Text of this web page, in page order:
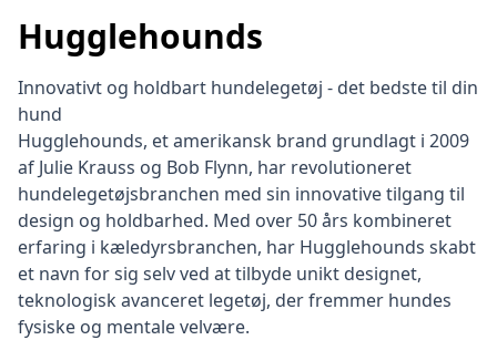
Hugglehounds
Innovativt og holdbart hundelegetøj - det bedste til din
hund
Hugglehounds, et amerikansk brand grundlagt i 2009
af Julie Krauss og Bob Flynn, har revolutioneret
hundelegetøjsbranchen med sin innovative tilgang til
design og holdbarhed. Med over 50 års kombineret
erfaring i kæledyrsbranchen, har Hugglehounds skabt
et navn for sig selv ved at tilbyde unikt designet,
teknologisk avanceret legetøj, der fremmer hundes
fysiske og mentale velvære.